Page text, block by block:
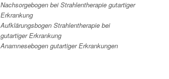
Nachsorgebogen bei Strahlentherapie gutartiger
Erkrankung
Aufklärungsbogen Strahlentherapie bei
gutartiger Erkrankung
Anamnesebogen gutartiger Erkrankungen